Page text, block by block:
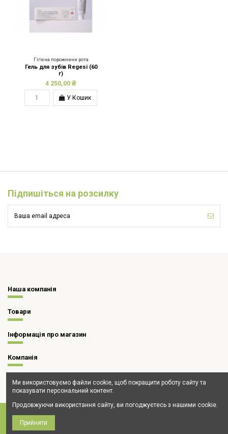
Гігієна порожнини рота
Гель для зубів Regesi (60
г)
4 250,00 ₴
У Кошик
Підпишіться на розсилку
Наша компанія
Товари
Інформація про магазин
Компанія
Ми використовуємо файли cookie, щоб покращити роботу сайту та
показувати персональний контент.
Продовжуючи використання сайту, ви погоджуєтесь з нашими cookie.
Прийняти